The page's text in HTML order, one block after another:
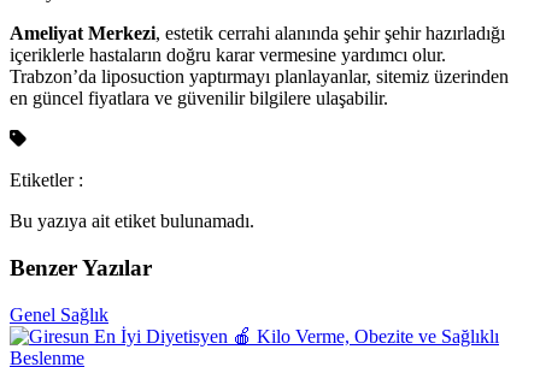
Ameliyat Merkezi, estetik cerrahi alanında şehir şehir hazırladığı
içeriklerle hastaların doğru karar vermesine yardımcı olur.
Trabzon’da liposuction yaptırmayı planlayanlar, sitemiz üzerinden
en güncel fiyatlara ve güvenilir bilgilere ulaşabilir.
Etiketler :
Bu yazıya ait etiket bulunamadı.
Benzer Yazılar
Genel Sağlık